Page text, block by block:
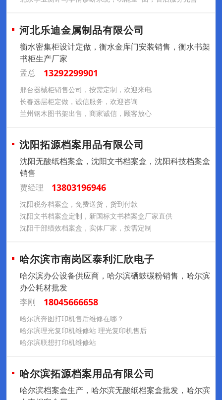
河北乐迪金属制品有限公司
衡水密集柜设计定做，衡水金库门安装销售，衡水书架
书柜生产厂家
孟总
13292299901
邢台器械柜销售公司，按需定制，欢迎来电
长春选层柜定做，诚信服务，欢迎咨询
兰州钢木图书架出售，商家诚信，顾客放心
沈阳拓源档案用品有限公司
沈阳无酸纸档案盒，沈阳文书档案盒，沈阳科技档案盒
销售
贾经理
13803196946
沈阳税务档案盒，免费送货，货到付款
沈阳文书档案盒定制，新国标文书档案盒厂家直供
沈阳干部绩效档案盒，实体厂家，按需定制
哈尔滨市南岗区泰利汇欣电子
哈尔滨办公设备供应商，哈尔滨硒鼓碳粉销售，哈尔滨
办公耗材批发
李刚
18045666658
哈尔滨奔图打印机售后维修在哪？
哈尔滨理光复印机维修站 理光复印机售后
哈尔滨联想打印机维修站
哈尔滨拓源档案用品有限公司
哈尔滨档案盒生产，哈尔滨无酸纸档案盒批发，哈尔滨